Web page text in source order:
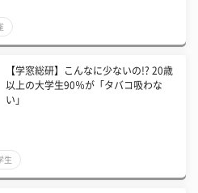
【学窓総研】こんなに少ないの!? 20歳
以上の大学生90％が「タバコ吸わな
い」
生